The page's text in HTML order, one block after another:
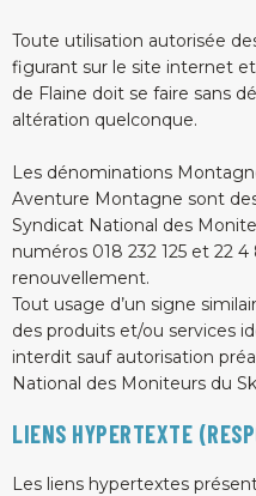
Toute utilisation autorisée
figurant sur le site internet
de Flaine doit se faire sans
altération quelconque.
Les dénominations
Aventure Montagne sont
Syndicat National des
numéros 018 232 125 et 22
renouvellement.
Tout usage d’un signe
des produits et/ou services
interdit sauf autorisation
National des Moniteurs du
LIENS HYPERTEXTE
Les liens hypertextes